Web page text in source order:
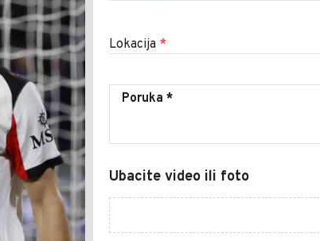
Lokacija *
Ubacite video ili foto